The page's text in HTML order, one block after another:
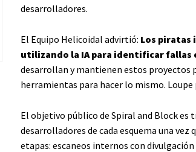
desarrolladores.
El Equipo Helicoidal advirtió: Los piratas
utilizando la IA para identificar fallas
desarrollan y mantienen estos proyectos
herramientas para hacer lo mismo.
El objetivo público de Spiral and Block
desarrolladores de cada esquema una
etapas: escaneos internos con